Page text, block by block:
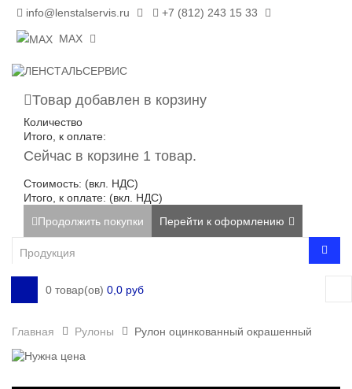
info@lenstalservis.ru +7 (812) 243 15 33
MAX
0 товар(ов) 0,0 руб
Товар добавлен в корзину
Количество
Итого, к оплате:
Сейчас в корзине 1 товар.
Стоимость: (вкл. НДС)
Итого, к оплате: (вкл. НДС)
Продолжить покупки
Перейти к оформлению
Главная Рулоны Рулон оцинкованный окрашенный